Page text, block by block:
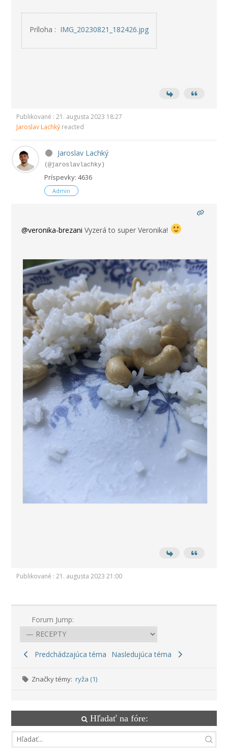
Príloha : IMG_20230821_182426.jpg
Publikované : 21. augusta 2023 18:27
Jaroslav Lachký reacted
Jaroslav Lachký
(@jaroslavlachky)
Príspevky: 4636
Admin
@veronika-brezani Vyzerá to super Veronika!
Publikované : 21. augusta 2023 21:00
Forum Jump:
Predchádzajúca téma Nasledujúca téma
Značky témy: ryža (1)
Hľadať na fóre: